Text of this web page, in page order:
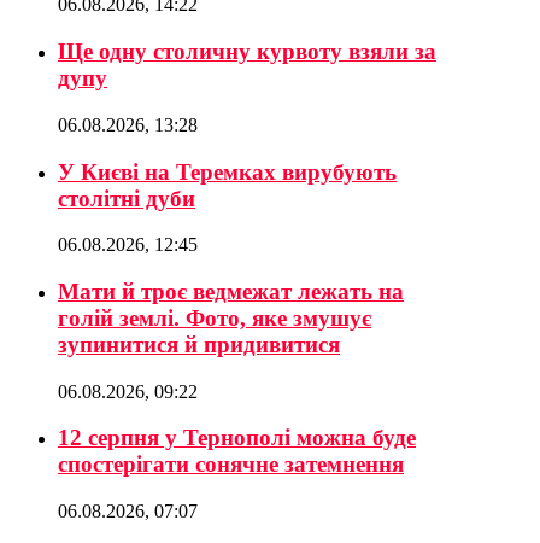
06.08.2026, 14:22
Ще одну столичну курвоту взяли за
дупу
06.08.2026, 13:28
У Києві на Теремках вирубують
столітні дуби
06.08.2026, 12:45
Мати й троє ведмежат лежать на
голій землі. Фото, яке змушує
зупинитися й придивитися
06.08.2026, 09:22
12 серпня у Тернополі можна буде
спостерігати сонячне затемнення
06.08.2026, 07:07